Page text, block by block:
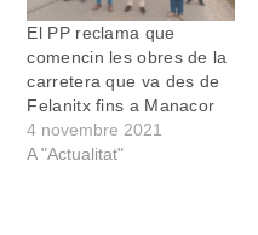
El PP reclama que
comencin les obres de la
carretera que va des de
Felanitx fins a Manacor
4 novembre 2021
A "Actualitat"